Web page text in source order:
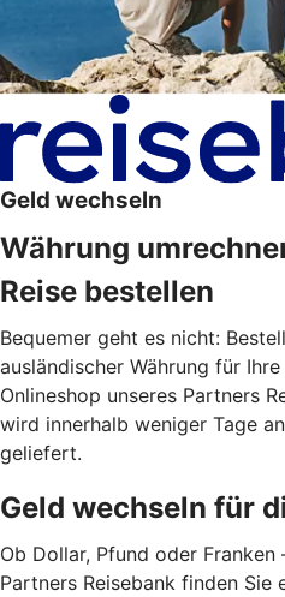
Geld wechseln
Währung
Reise bestellen
Bequemer geht es nicht:
ausländischer Währung für
Onlineshop unseres Partners
wird innerhalb weniger Tage
geliefert.
Geld wechseln für
Ob Dollar, Pfund oder Franken
Partners Reisebank finden Sie